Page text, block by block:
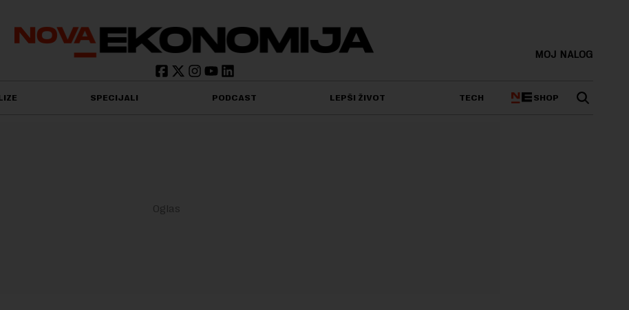
MOJ NALOG
SPECIJALI PODCAST LEPŠI ŽIVOT TECH SHOP